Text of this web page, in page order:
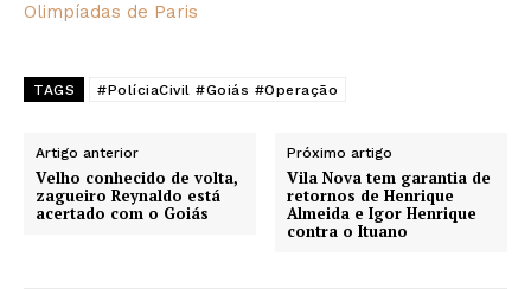
Olimpíadas de Paris
TAGS #PolíciaCivil #Goiás #Operação
Artigo anterior
Velho conhecido de volta,
zagueiro Reynaldo está
acertado com o Goiás
Próximo artigo
Vila Nova tem garantia de
retornos de Henrique
Almeida e Igor Henrique
contra o Ituano